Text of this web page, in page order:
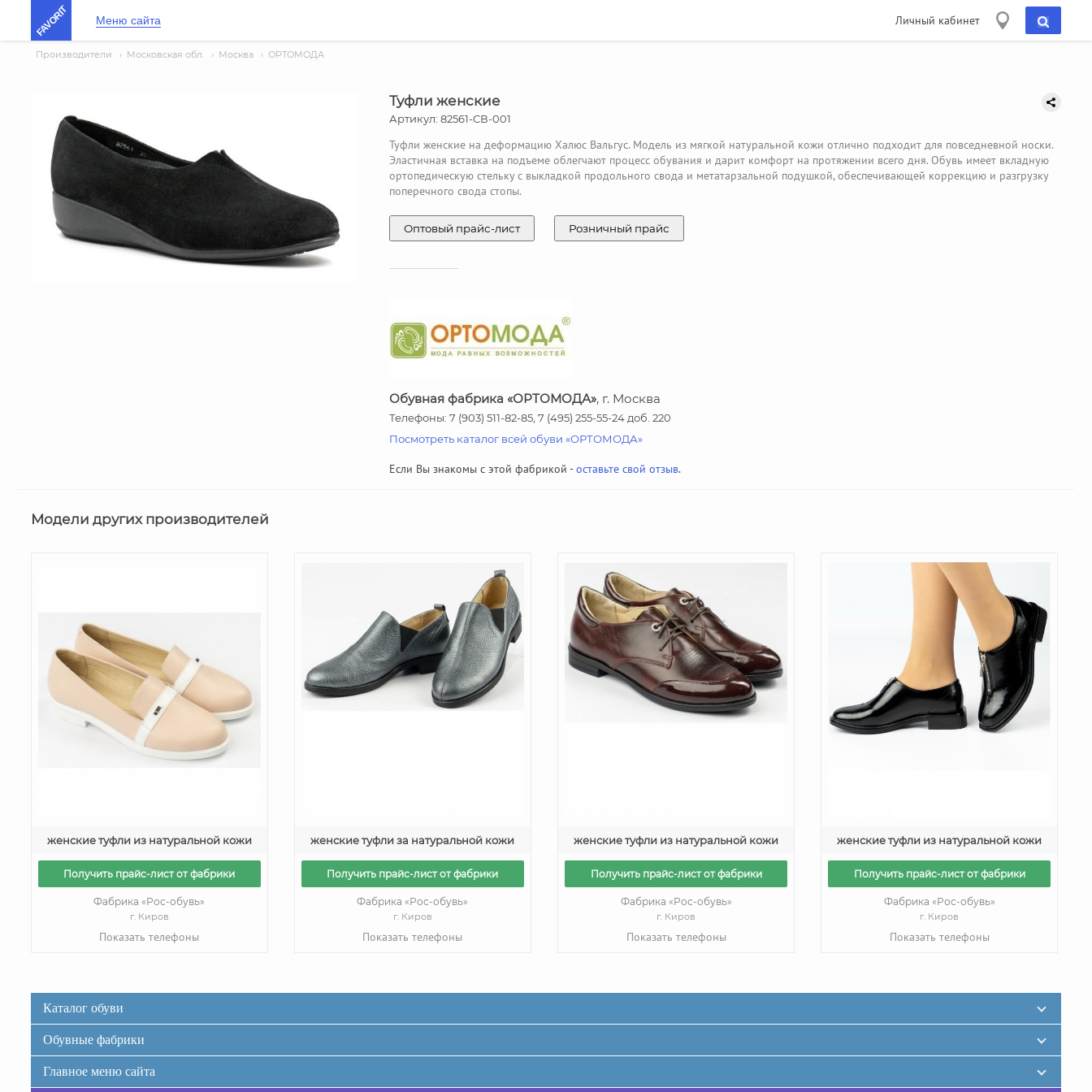
FAVORIT Меню сайта Личный кабинет
Производители › Московская обл. › Москва › ОРТОМОДА
Туфли женские
Артикул: 82561-СВ-001
Туфли женские на деформацию Халюс Вальгус. Модель из мягкой натуральной кожи отлично подходит для повседневной носки.
Эластичная вставка на подъеме облегчают процесс обувания и дарит комфорт на протяжении всего дня. Обувь имеет вкладную
ортопедическую стельку с выкладкой продольного свода и метатарзальной подушкой, обеспечивающей коррекцию и разгрузку
поперечного свода стопы.
Оптовый прайс-лист Розничный прайс
Обувная фабрика «ОРТОМОДА», г. Москва
Телефоны: 7 (903) 511-82-85, 7 (495) 255-55-24 доб. 220
Посмотреть каталог всей обуви «ОРТОМОДА»
Если Вы знакомы с этой фабрикой -оставьте свой отзыв.
Модели других производителей
женские туфли из натуральной кожи
Получить прайс-лист от фабрики
Фабрика «Рос-обувь»
г. Киров
Показать телефоны
женские туфли за натуральной кожи
Получить прайс-лист от фабрики
Фабрика «Рос-обувь»
г. Киров
Показать телефоны
женские туфли из натуральной кожи
Получить прайс-лист от фабрики
Фабрика «Рос-обувь»
г. Киров
Показать телефоны
женские туфли из натуральной кожи
Получить прайс-лист от фабрики
Фабрика «Рос-обувь»
г. Киров
Показать телефоны
Каталог обуви
Обувные фабрики
Главное меню сайта